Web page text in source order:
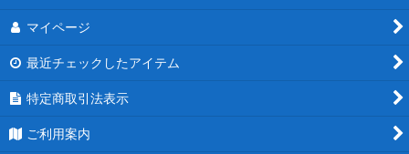
マイページ
最近チェックしたアイテム
特定商取引法表示
ご利用案内